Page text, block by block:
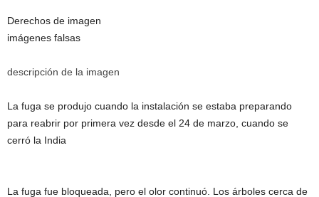
Derechos de imagen
imágenes falsas
descripción de la imagen
La fuga se produjo cuando la instalación se estaba preparando
para reabrir por primera vez desde el 24 de marzo, cuando se
cerró la India
La fuga fue bloqueada, pero el olor continuó. Los árboles cerca de